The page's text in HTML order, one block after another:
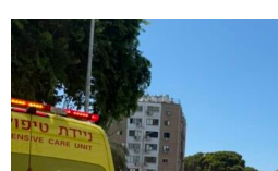
לבדוק את העובדות ולא להסתפק